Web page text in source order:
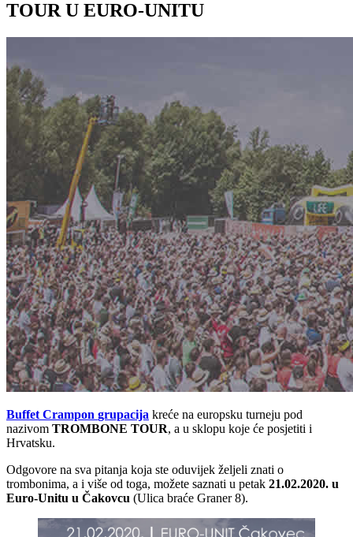
TOUR U EURO-UNITU
Buffet Crampon grupacija kreće na europsku turneju pod
nazivom TROMBONE TOUR, a u sklopu koje će posjetiti i
Hrvatsku.
Odgovore na sva pitanja koja ste oduvijek željeli znati o
trombonima, a i više od toga, možete saznati u petak 21.02.2020. u
Euro-Unitu u Čakovcu (Ulica braće Graner 8).